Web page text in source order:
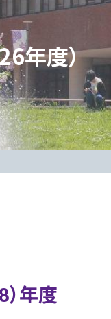
年度）
）年度